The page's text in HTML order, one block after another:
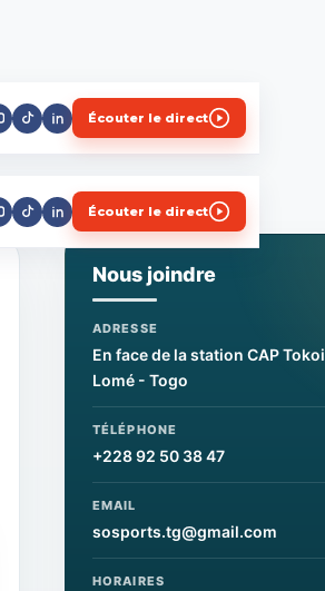
Écouter le direct
Écouter le direct
Nous joindre
ADRESSE
En face de la station CAP
Lomé - Togo
TÉLÉPHONE
+228 92 50 38 47
EMAIL
sosports.tg@gmail.com
HORAIRES